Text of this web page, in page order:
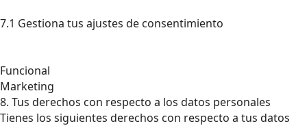
7.1 Gestiona tus ajustes de consentimiento
Funcional
Marketing
8. Tus derechos con respecto a los datos personales
Tienes los siguientes derechos con respecto a tus datos